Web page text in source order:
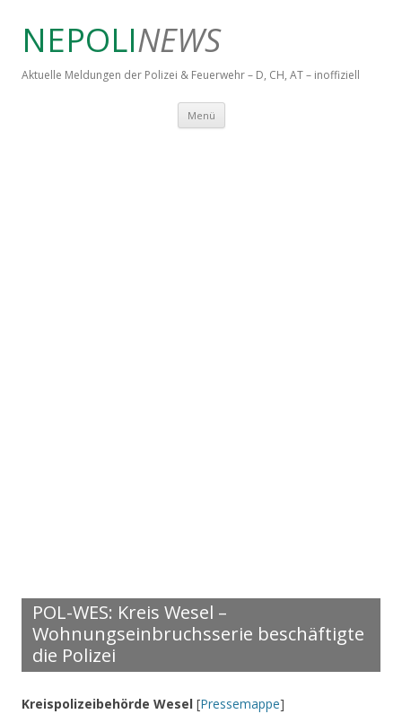
NEPOLINEWS
Aktuelle Meldungen der Polizei & Feuerwehr – D, CH, AT – inoffiziell
Menü Springe zum Inhalt
POL-WES: Kreis Wesel –
Wohnungseinbruchsserie beschäftigte
die Polizei
Kreispolizeibehörde Wesel [Pressemappe]